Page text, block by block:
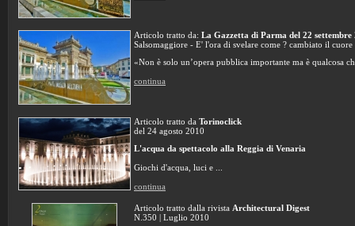
Articolo tratto da: La Gazzetta di Parma del 22 settembre
Salsomaggiore - E' l'ora di svelare come ? cambiato il
«Non è solo un’opera pubblica importante ma è qualcosa
continua
Articolo tratto da Torinoclick
del 24 agosto 2010
L'acqua da spettacolo alla Reggia di Venaria
Giochi d'acqua, luci e ...
continua
Articolo tratto dalla rivista Architectural Digest
N.350 | Luglio 2010